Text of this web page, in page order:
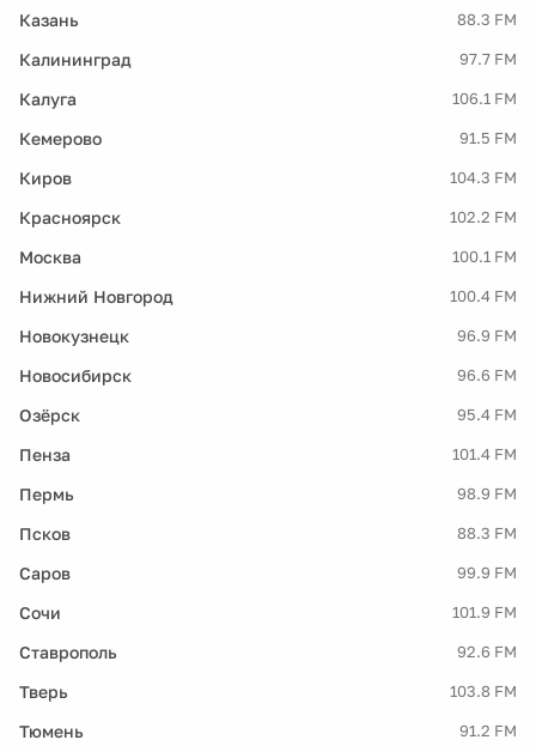
Казань 88.3 FM
Калининград 97.7 FM
Калуга 106.1 FM
Кемерово 91.5 FM
Киров 104.3 FM
Красноярск 102.2 FM
Москва 100.1 FM
Нижний Новгород 100.4 FM
Новокузнецк 96.9 FM
Новосибирск 96.6 FM
Озёрск 95.4 FM
Пенза 101.4 FM
Пермь 98.9 FM
Псков 88.3 FM
Саров 99.9 FM
Сочи 101.9 FM
Ставрополь 92.6 FM
Тверь 103.8 FM
Тюмень 91.2 FM